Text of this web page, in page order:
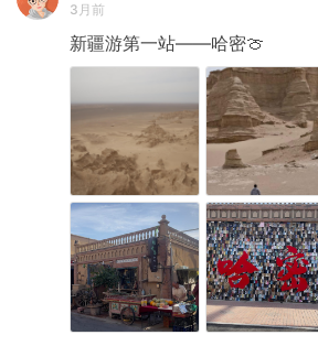
3月前
新疆游第一站——哈密🍈